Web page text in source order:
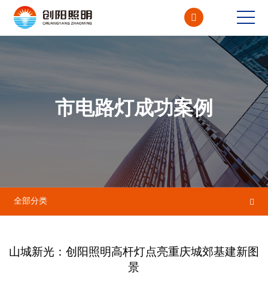

CN<
市电路灯成功案例
全部分类 
山城新光：创阳照明高杆灯点亮重庆城郊基建新图
景